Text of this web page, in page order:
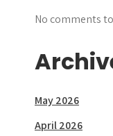
No comments
May 2026
April 2026